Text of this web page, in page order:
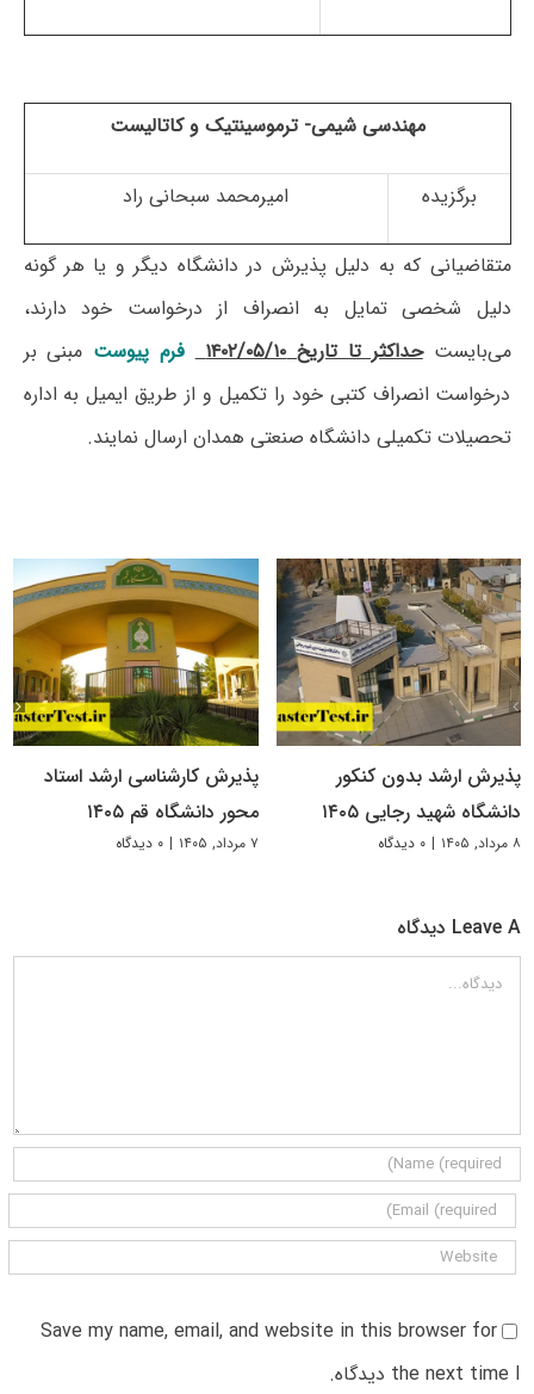
مهندسی شیمی- ترموسینتیک و کاتالیست
برگزیده امیرمحمد سبحانی راد
متقاضیانی که به دلیل پذیرش در دانشگاه دیگر و یا هر گونه
دلیل شخصی تمایل به انصراف از درخواست خود دارند،
می‌بایستحداکثر تا تاریخ ۱۴۰۲/۰۵/۱۰ فرم پیوست مبنی بر
درخواست انصراف کتبی خود را تکمیل و از طریق ایمیل به اداره
تحصیلات تکمیلی دانشگاه صنعتی همدان ارسال نمایند.
پذیرش ارشد بدون کنکور
دانشگاه شهید رجایی ۱۴۰۵
۸ مرداد, ۱۴۰۵ | ۰ دیدگاه
پذیرش کارشناسی ارشد استاد
محور دانشگاه قم ۱۴۰۵
۷ مرداد, ۱۴۰۵ | ۰ دیدگاه
Leave A دیدگاه
دیدگاه
Save my name, email, and website in this browser for
the next time I دیدگاه.